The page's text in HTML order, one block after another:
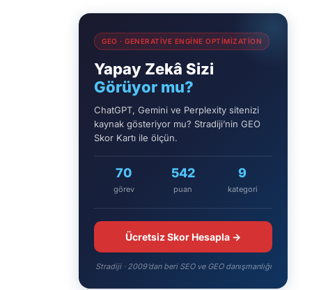
GEO · GENERATIVE ENGINE OPTIMIZATION
Yapay Zekâ Sizi
Görüyor mu?
ChatGPT, Gemini ve Perplexity sitenizi
kaynak gösteriyor mu? Stradiji’nin GEO
Skor Kartı ile ölçün.
70
görev
542
puan
9
kategori
Ücretsiz Skor Hesapla →
Stradiji · 2009’dan beri SEO ve GEO danışmanlığı